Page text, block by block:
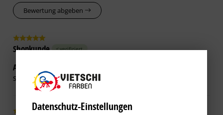
Bewertung abgeben
Shopkunde verifiziert
Alles in Ordnung !
Super
Datenschutz-Einstellungen